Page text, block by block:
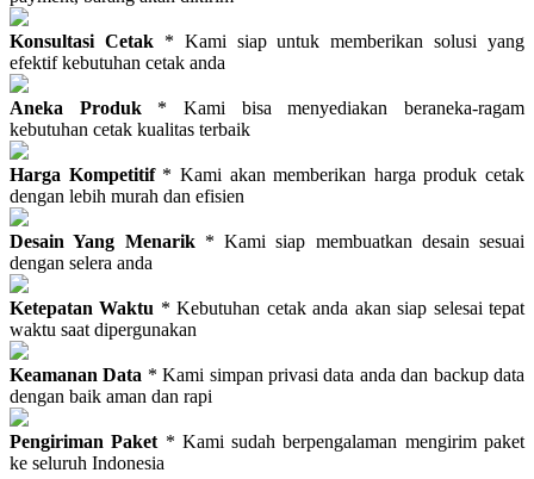
Konsultasi Cetak* Kami siap untuk memberikan solusi yang
efektif kebutuhan cetak anda
Aneka Produk * Kami bisa menyediakan beraneka-ragam
kebutuhan cetak kualitas terbaik
Harga Kompetitif* Kami akan memberikan harga produk cetak
dengan lebih murah dan efisien
Desain Yang Menarik* Kami siap membuatkan desain sesuai
dengan selera anda
Ketepatan Waktu * Kebutuhan cetak anda akan siap selesai tepat
waktu saat dipergunakan
Keamanan Data * Kami simpan privasi data anda dan backup data
dengan baik aman dan rapi
Pengiriman Paket * Kami sudah berpengalaman mengirim paket
ke seluruh Indonesia